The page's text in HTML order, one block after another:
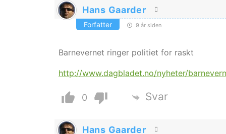
Hans Gaarder
Forfatter 9 år siden
Barnevernet ringer politiet for raskt
http://www.dagbladet.no/nyheter/
0 Svar
Hans Gaarder